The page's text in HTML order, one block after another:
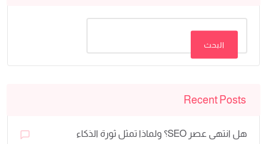
البحث
Recent Posts
هل انتهى عصر SEO؟ ولماذا تمثل ثورة الذكاء